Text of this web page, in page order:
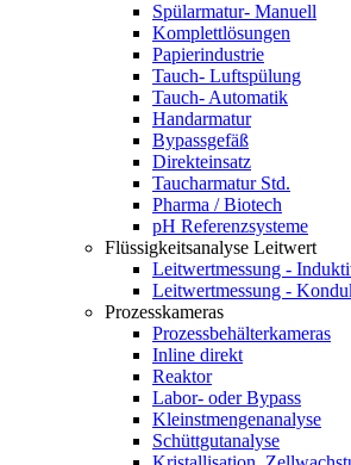
Spülarmatur- Manuell
Komplettlösungen
Papierindustrie
Tauch- Luftspülung
Tauch- Automatik
Handarmatur
Bypassgefäß
Direkteinsatz
Taucharmatur Std.
Pharma / Biotech
pH Referenzsysteme
Flüssigkeitsanalyse Leitwert
Leitwertmessung -
Leitwertmessung -
Prozesskameras
Prozessbehälterkameras
Inline direkt
Reaktor
Labor- oder Bypass
Kleinstmengenanalyse
Schüttgutanalyse